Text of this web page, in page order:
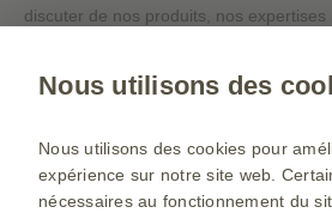
discuter de nos produits, nos expertises
Nous utilisons des
Nous utilisons des cookies pour
expérience sur notre site web.
nécessaires au fonctionnement du